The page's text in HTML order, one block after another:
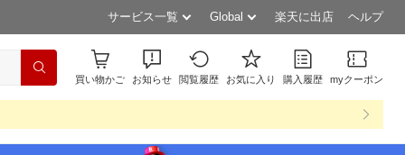
サービス一覧 Global 楽天に出店 ヘルプ
買い物かご お知らせ 閲覧履歴 お気に入り 購入履歴 myクーポン